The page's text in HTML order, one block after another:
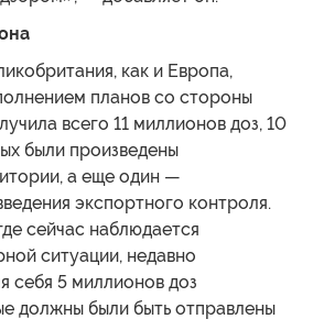
как и Европа,
планов со стороны
всего 11 миллионов доз, 10
были произведены
а еще один —
экспортного контроля.
сейчас наблюдается
ситуации, недавно
себя 5 миллионов доз
должны были быть отправлены